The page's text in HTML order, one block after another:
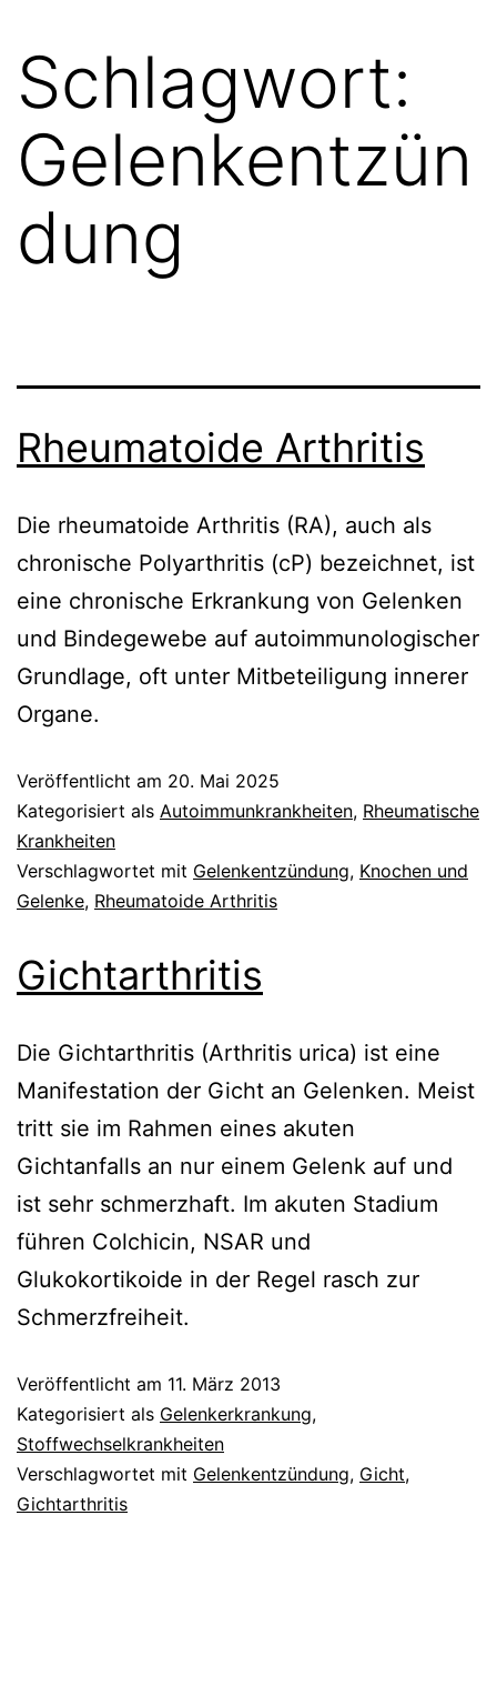
Schlagwort:
Gelenkentzün
dung
Rheumatoide Arthritis
Die rheumatoide Arthritis (RA), auch als
chronische Polyarthritis (cP) bezeichnet, ist
eine chronische Erkrankung von Gelenken
und Bindegewebe auf autoimmunologischer
Grundlage, oft unter Mitbeteiligung innerer
Organe.
Veröffentlicht am 20. Mai 2025
Kategorisiert als Autoimmunkrankheiten, Rheumatische
Krankheiten
Verschlagwortet mit Gelenkentzündung, Knochen und
Gelenke, Rheumatoide Arthritis
Gichtarthritis
Die Gichtarthritis (Arthritis urica) ist eine
Manifestation der Gicht an Gelenken. Meist
tritt sie im Rahmen eines akuten
Gichtanfalls an nur einem Gelenk auf und
ist sehr schmerzhaft. Im akuten Stadium
führen Colchicin, NSAR und
Glukokortikoide in der Regel rasch zur
Schmerzfreiheit.
Veröffentlicht am 11. März 2013
Kategorisiert als Gelenkerkrankung,
Stoffwechselkrankheiten
Verschlagwortet mit Gelenkentzündung, Gicht,
Gichtarthritis